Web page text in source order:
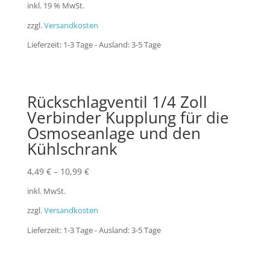
inkl. 19 % MwSt.
zzgl.Versandkosten
Lieferzeit: 1-3 Tage - Ausland: 3-5 Tage
Rückschlagventil 1/4 Zoll
Verbinder Kupplung für die
Osmoseanlage und den
Kühlschrank
4,49 €– 10,99 €
inkl. MwSt.
zzgl.Versandkosten
Lieferzeit: 1-3 Tage - Ausland: 3-5 Tage